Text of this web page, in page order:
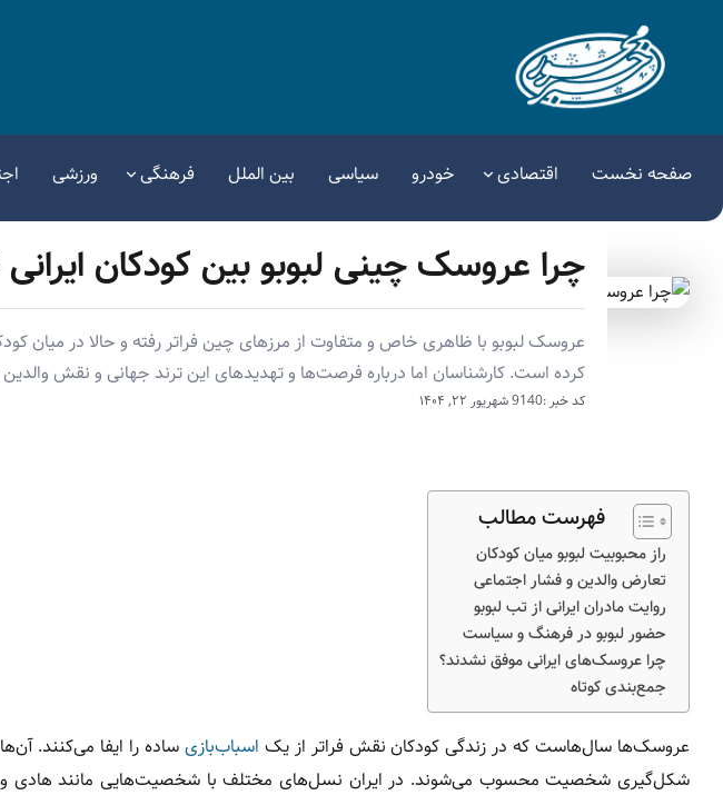
صفحه نخست اقتصادی خودرو سیاسی بین الملل فرهنگی ورزشی
چرا عروسک چینی لبوبو بین کودکان
عروسک لبوبو با ظاهری خاص و متفاوت از مرزهای چین فراتر رفته و حالا در میان
کرده است. کارشناسان اما درباره فرصت‌ها و تهدیدهای این ترند جهانی و نقش
کد خبر :9140 شهریور ۲۲, ۱۴۰۴
فهرست مطالب
راز محبوبیت لبوبو میان کودکان
تعارض والدین و فشار اجتماعی
روایت مادران ایرانی از تب لبوبو
حضور لبوبو در فرهنگ و سیاست
چرا عروسک‌های ایرانی موفق نشدند؟
جمع‌بندی کوتاه
عروسک‌ها سال‌هاست که در زندگی کودکان نقش فراتر از یک اسباب‌بازی ساده را ایفا می‌کنند.
شکل‌گیری شخصیت محسوب می‌شوند. در ایران نسل‌های مختلف با شخصیت‌هایی مانند هادی و